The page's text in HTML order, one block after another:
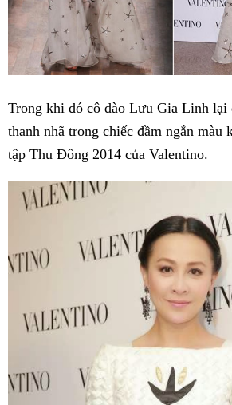
Trong khi đó cô đào Lưu Gia Linh lại
thanh nhã trong chiếc đầm ngắn màu
tập Thu Đông 2014 của Valentino.